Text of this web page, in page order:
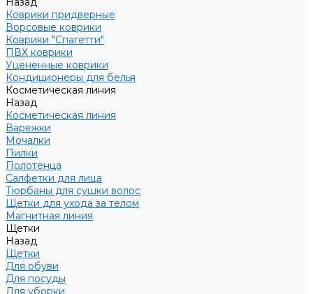
Коврики придверные
Ворсовые коврики
Коврики "Спагетти"
ПВХ коврики
Уцененные коврики
Кондиционеры для белья
Косметическая линия
Назад
Косметическая линия
Варежки
Мочалки
Пилки
Полотенца
Салфетки для лица
Тюрбаны для сушки волос
Щетки для ухода за телом
Магнитная линия
Щетки
Назад
Щетки
Для обуви
Для посуды
Для уборки